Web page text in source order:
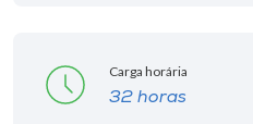
Carga horária
32 horas